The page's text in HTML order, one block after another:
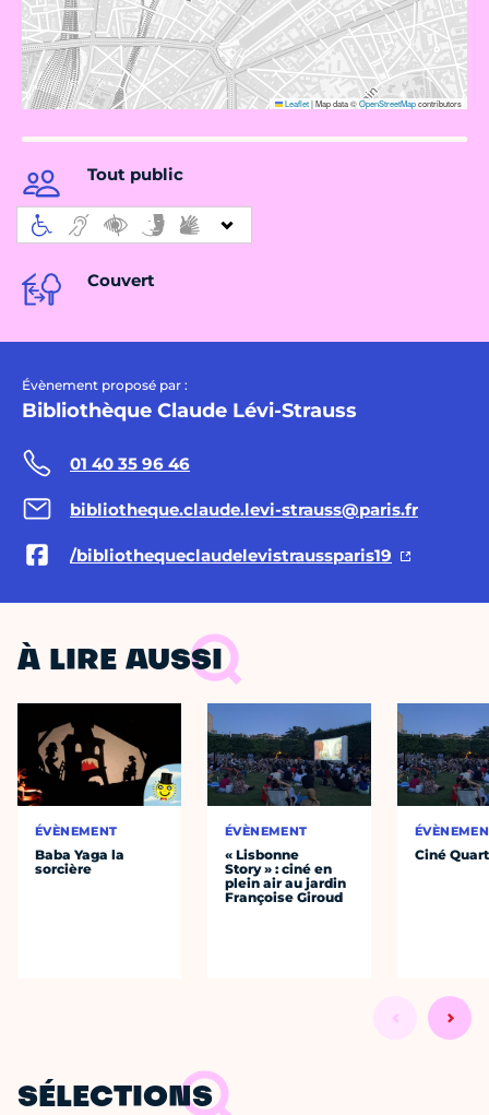
Leaflet|Map data ©OpenStreetMapcontributors
Tout public
Couvert
Évènement proposé par :
Bibliothèque Claude Lévi-Strauss
01 40 35 96 46
bibliotheque.claude.levi-strauss@paris.fr
/bibliothequeclaudelevistraussparis19
À LIRE AUSSI
ÉVÈNEMENT
Baba Yaga la
sorcière
ÉVÈNEMENT
« Lisbonne
Story » : ciné en
plein air au jardin
Françoise Giroud
Ciné
SÉLECTIONS